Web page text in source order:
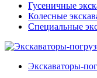
Гусеничные
Колесные
Специальные
Экскаваторы-